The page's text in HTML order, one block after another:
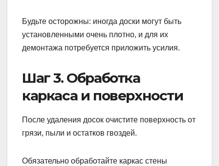
Будьте осторожны: иногда доски могут быть
установленными очень плотно, и для их
демонтажа потребуется приложить усилия.
Шаг 3. Обработка
каркаса и поверхности
После удаления досок очистите поверхность от
грязи, пыли и остатков гвоздей.
Обязательно обработайте каркас стены